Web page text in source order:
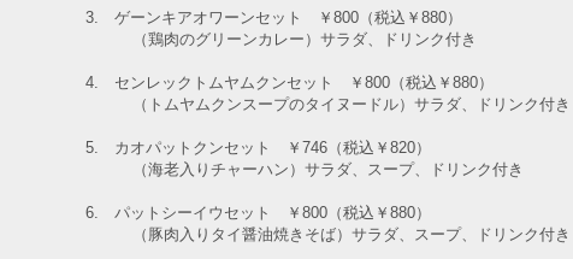
3. ゲーンキアオワーンセット ￥800（税込￥880）
（鶏肉のグリーンカレー） サラダ、ドリンク付き
4. センレックトムヤムクンセット ￥800（税込￥880）
（トムヤムクンスープのタイヌードル） サラダ、ドリンク付き
5. カオパットクンセット ￥746（税込￥820）
（海老入りチャーハン）サラダ、スープ、ドリンク付き
6. パットシーイウセット
￥800（税込￥880）
（豚肉入りタイ醤油焼きそば）サラダ、スープ、ドリンク付き